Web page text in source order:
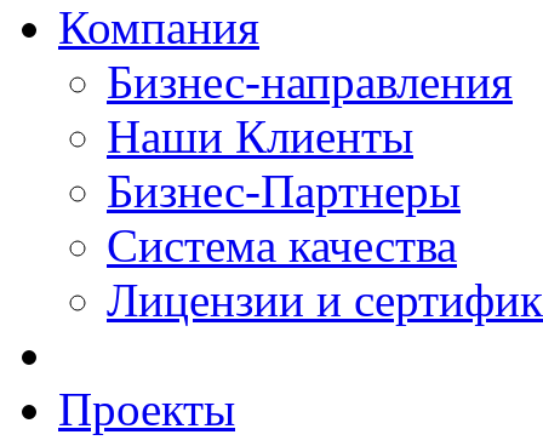
Компания
Бизнес-направления
Наши Клиенты
Бизнес-Партнеры
Система качества
Лицензии и
Проекты